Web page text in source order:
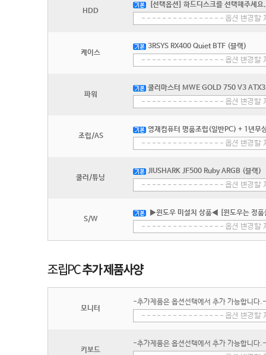
HDD
[선택옵션] 하드디스크를 선택해주세요.
케이스
3RSYS RX400 Quiet BTF (블랙)
파워
쿨러마스터 MWE GOLD 750 V3
조립/AS
영재컴퓨터 명품조립(일반PC) + 1년무
쿨러/튜닝
JIUSHARK JF500 Ruby ARGB (블랙)
S/W
▶윈도우 미설치 상품◀ [윈도우는 정
모니터
-추가제품은 옵션선택에서 추가 가능합니다.-
키보드
-추가제품은 옵션선택에서 추가 가능합니다.-